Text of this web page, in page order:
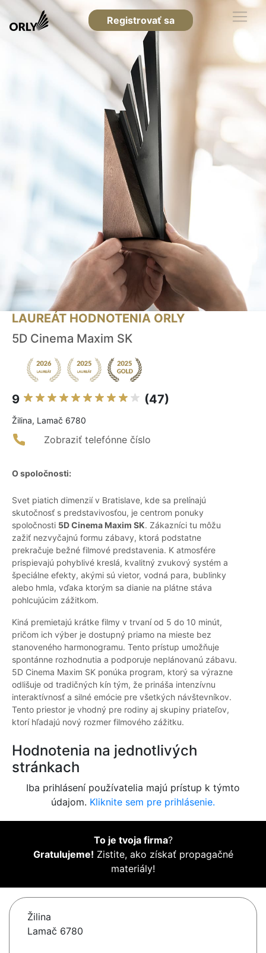
Registrovať sa
LAUREÁT HODNOTENIA ORLY
5D Cinema Maxim SK
9 (47)
Žilina, Lamač 6780
Zobraziť telefónne číslo
O spoločnosti:
Svet piatich dimenzií v Bratislave, kde sa prelínajú
skutočnosť s predstavivosťou, je centrom ponuky
spoločnosti 5D Cinema Maxim SK. Zákazníci tu môžu
zažiť nezvyčajnú formu zábavy, ktorá podstatne
prekračuje bežné filmové predstavenia. K atmosfére
prispievajú pohyblivé kreslá, kvalitný zvukový systém a
špeciálne efekty, akými sú vietor, vodná para, bublinky
alebo hmla, vďaka ktorým sa dianie na plátne stáva
pohlcujúcim zážitkom.
Kiná premietajú krátke filmy v trvaní od 5 do 10 minút,
pričom ich výber je dostupný priamo na mieste bez
stanoveného harmonogramu. Tento prístup umožňuje
spontánne rozhodnutia a podporuje neplánovanú zábavu.
5D Cinema Maxim SK ponúka program, ktorý sa výrazne
odlišuje od tradičných kín tým, že prináša intenzívnu
interaktívnosť a silné emócie pre všetkých návštevníkov.
Tento priestor je vhodný pre rodiny aj skupiny priateľov,
ktorí hľadajú nový rozmer filmového zážitku.
Hodnotenia na jednotlivých
stránkach
Iba prihlásení používatelia majú prístup k týmto
údajom. Kliknite sem pre prihlásenie.
To je tvoja firma?
Gratulujeme! Zistite, ako získať propagačné
materiály!
Žilina
Lamač 6780